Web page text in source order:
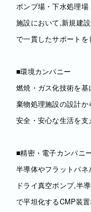
ポンプ場・下水処理
施設において,新規建
で一貫したサポートを
■環境カンパニー
燃焼・ガス化技術を
棄物処理施設の設計
安全・安心な生活を支
■精密・電子カンパニ
半導体やフラットパ
ドライ真空ポンプ,半
で平坦化するCMP装